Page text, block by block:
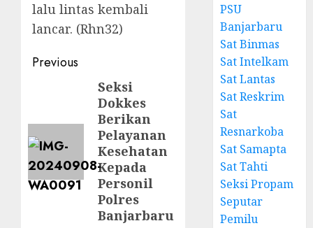
lalu lintas kembali
lancar. (Rhn32)
Previous
Seksi
Dokkes
Berikan
Pelayanan
Kesehatan
Kepada
Personil
Polres
Banjarbaru
PSU
Banjarbaru
Sat Binmas
Sat Intelkam
Sat Lantas
Sat Reskrim
Sat
Resnarkoba
Sat Samapta
Sat Tahti
Seksi Propam
Seputar
Pemilu